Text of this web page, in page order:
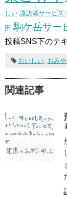
しい 諏訪湖サービス
田 駒ケ岳サー
投稿SNS下のテ
おいしい, おみ
関連記事